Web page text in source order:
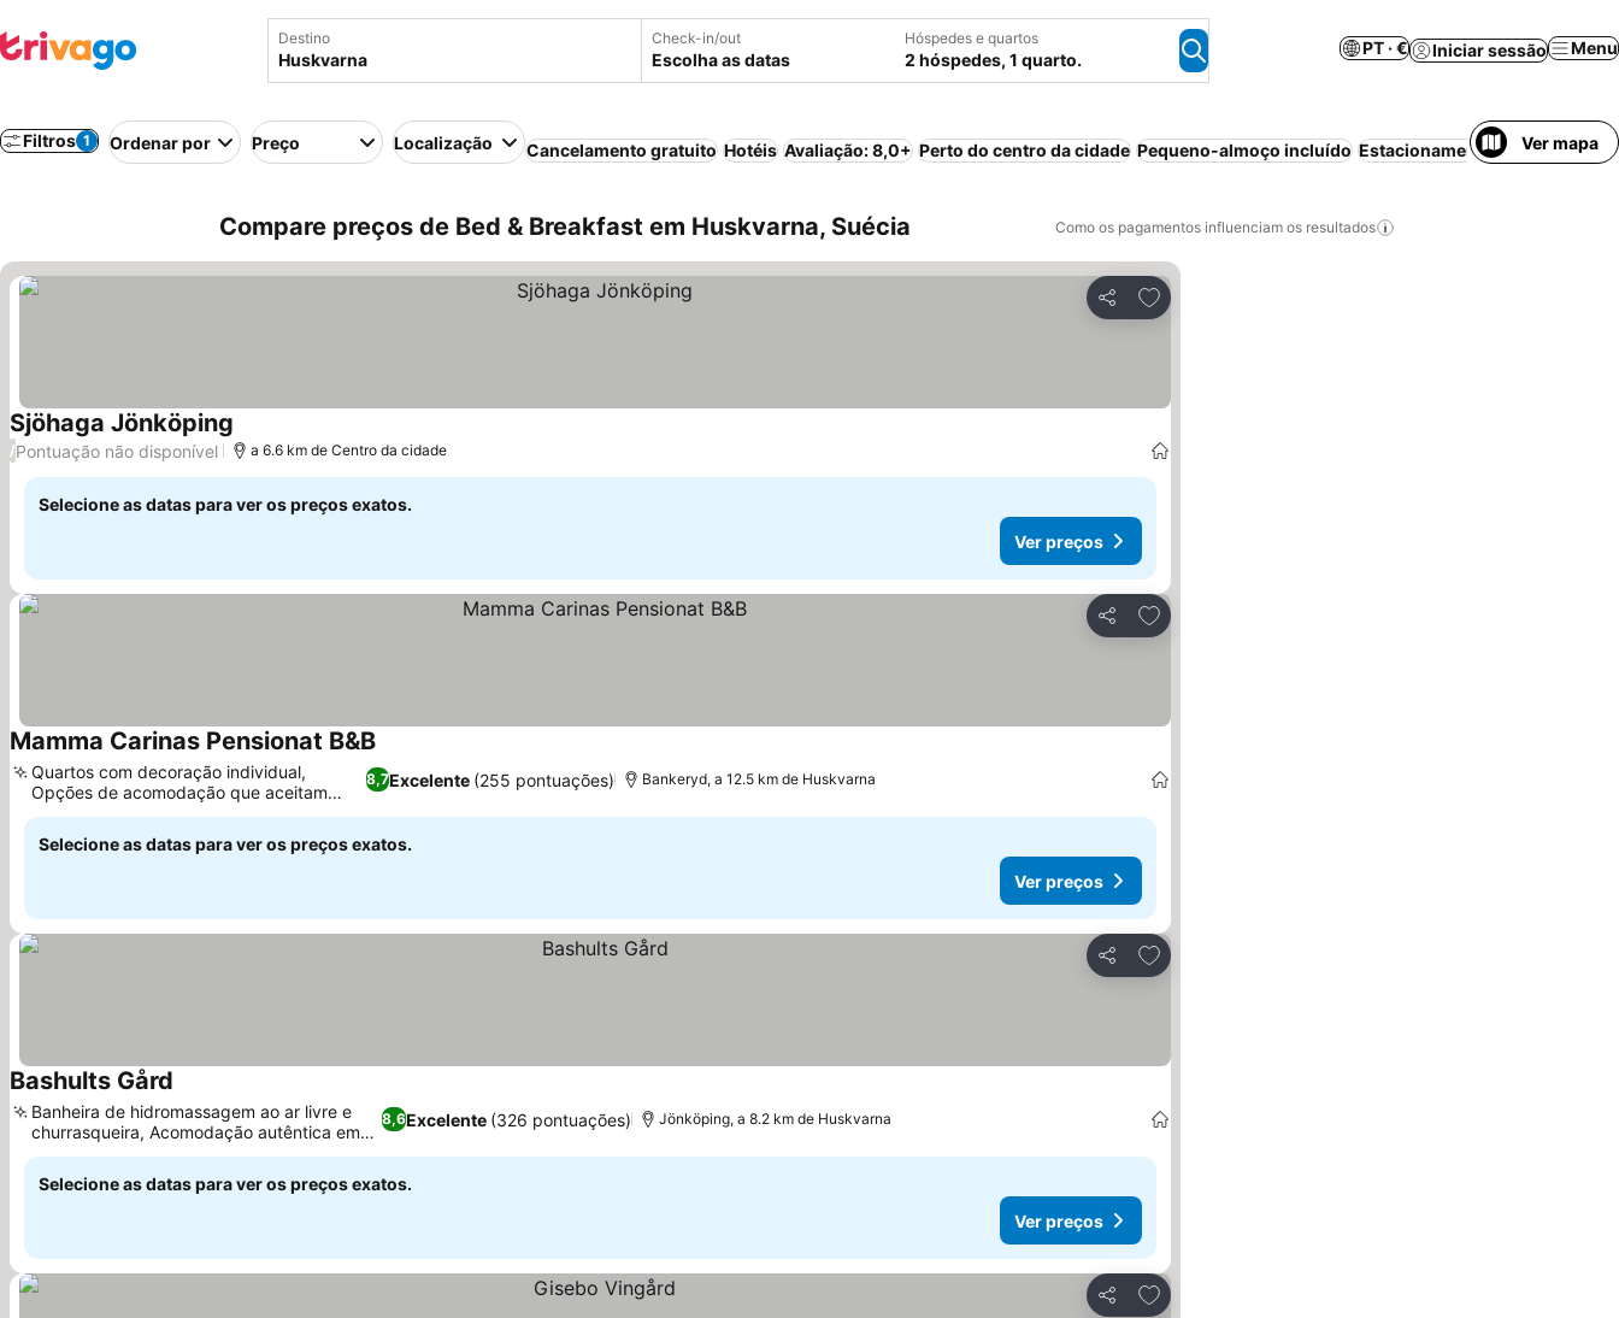
Destino Check-in/out
Escolha as datas
Hóspedes e quartos
2 hóspedes, 1 quarto.
PT · € Iniciar sessão Menu
Filtros 1 Ordenar por Preço Localização Cancelamento gratuito Hotéis Avaliação: 8,0+ Perto do centro da cidade Pequeno-almoço incluído Estacionamento Animais
Ver mapa
Compare preços de Bed & Breakfast em Huskvarna, Suécia Como os pagamentos influenciam os resultados
Partilhar
Adicionar aos favoritos
Sjöhaga JönköpingVer preços
/Pontuação não disponível a 6.6 km de Centro da cidade
Selecione as datas para ver os preços exatos.
Ver preços
Partilhar
Adicionar aos favoritos
Mamma Carinas Pensionat B&BVer preços
8,7Excelente (255 pontuações)
Quartos com decoração individual,
Opções de acomodação que aceitam
animais de estimação
Bankeryd, a 12.5 km de Huskvarna
Selecione as datas para ver os preços exatos.
Ver preços
Partilhar
Adicionar aos favoritos
Bashults Gård
8,6Excelente (326 pontuações)
Banheira de hidromassagem ao ar livre e
churrasqueira, Acomodação autêntica em
fazenda de cavalos
Jönköping, a 8.2 km de Huskvarna
Selecione as datas para ver os preços exatos.
Ver preços
Partilhar
Adicionar aos favoritos